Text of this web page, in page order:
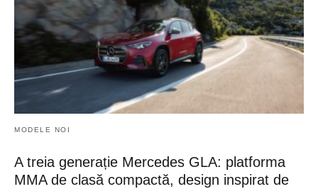
MODELE NOI
A treia generație Mercedes GLA: platforma
MMA de clasă compactă, design inspirat de